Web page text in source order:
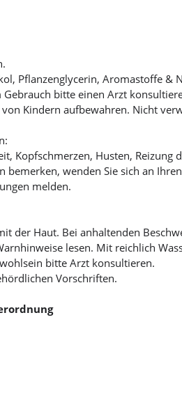
Pflanzenglycerin, Aromastoffe &
bitte einen Arzt
Kindern aufbewahren. Nicht
Kopfschmerzen, Husten, Reizung
bemerken, wenden Sie sich an
melden.
der Haut. Bei anhaltenden
lesen. Mit reichlich
bitte Arzt konsultieren.
Vorschriften.